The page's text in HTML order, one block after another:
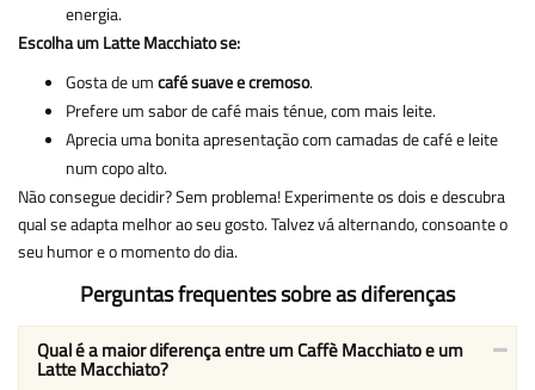
energia.
Escolha um Latte Macchiato se:
Gosta de umcafé suave e cremoso.
Prefere um sabor de café mais ténue, com mais leite.
Aprecia uma bonita apresentação com camadas de café e leite
num copo alto.
Não consegue decidir? Sem problema! Experimente os dois e descubra
qual se adapta melhor ao seu gosto. Talvez vá alternando, consoante o
seu humor e o momento do dia.
Perguntas frequentes sobre as diferenças
Qual é a maior diferença entre um Caffè Macchiato e um
Latte Macchiato?